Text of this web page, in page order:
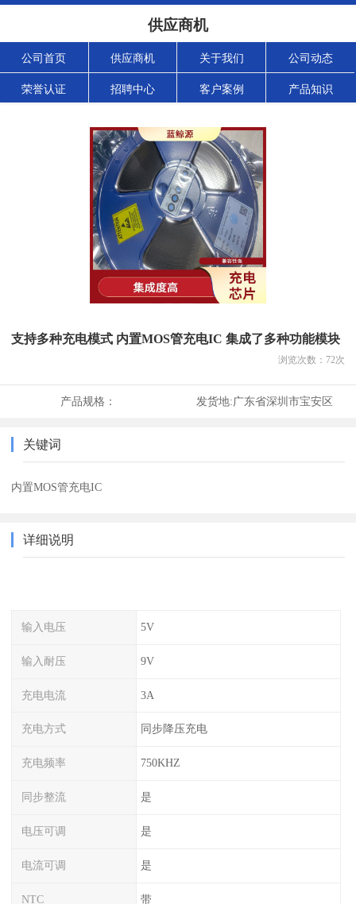
供应商机
公司首页 供应商机 关于我们 公司动态
荣誉认证 招聘中心 客户案例 产品知识
支持多种充电模式 内置MOS管充电IC 集成了多种功能模块
浏览次数： 72次
产品规格： 发货地:广东省深圳市宝安区
关键词
内置MOS管充电IC
详细说明
输入电压 5V
输入耐压 9V
充电电流 3A
充电方式 同步降压充电
充电频率 750KHZ
同步整流 是
电压可调 是
电流可调 是
NTC 带